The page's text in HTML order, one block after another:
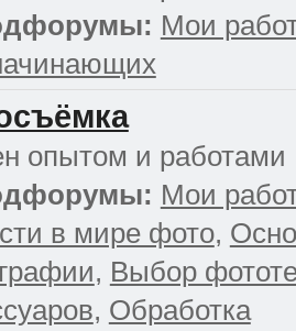
Мои
опытом и работами
Мои
в мире фото,
, Выбор
, Обработка